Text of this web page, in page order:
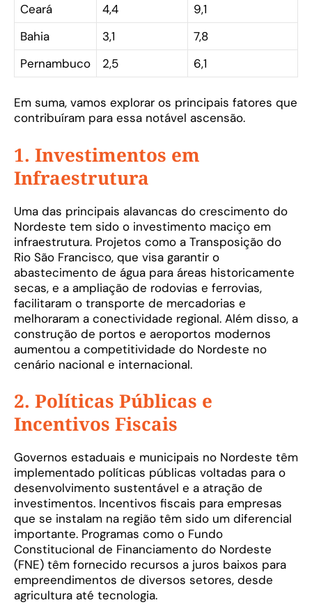
Ceará
4,4
9,1
Bahia
3,1
7,8
Pernambuco
2,5 6,1
Em suma, vamos explorar os principais fatores que
contribuíram para essa notável ascensão.
1. Investimentos em
Infraestrutura
Uma das principais alavancas do crescimento do
Nordeste tem sido o investimento maciço em
infraestrutura. Projetos como a Transposição do
Rio São Francisco, que visa garantir o
abastecimento de água para áreas historicamente
secas, e a ampliação de rodovias e ferrovias,
facilitaram o transporte de mercadorias e
melhoraram a conectividade regional. Além disso, a
construção de portos e aeroportos modernos
aumentou a competitividade do Nordeste no
cenário nacional e internacional.
2. Políticas Públicas e
Incentivos Fiscais
Governos estaduais e municipais no Nordeste têm
implementado políticas públicas voltadas para o
desenvolvimento sustentável e a atração de
investimentos. Incentivos fiscais para empresas
que se instalam na região têm sido um diferencial
importante. Programas como o Fundo
Constitucional de Financiamento do Nordeste
(FNE) têm fornecido recursos a juros baixos para
empreendimentos de diversos setores, desde
agricultura até tecnologia.